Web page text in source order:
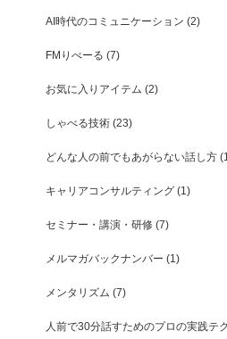
AI時代のコミュニケーション (2)
FMりべーる (7)
お気に入りアイテム (2)
しゃべる技術 (23)
どんな人の前でもあがらない話し方
キャリアコンサルティング (1)
セミナー・講演・研修 (7)
メルマガバックナンバー (1)
メンタリズム (7)
人前で30分話すためのプロの実践テ